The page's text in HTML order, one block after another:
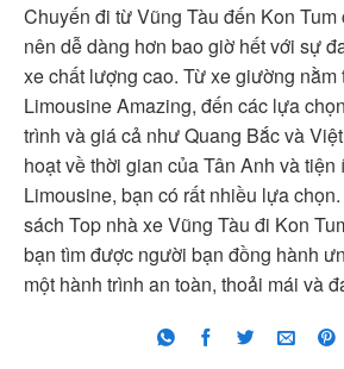
Chuyến đi từ Vũng Tàu đến Kon Tum
nên dễ dàng hơn bao giờ hết với sự
xe chất lượng cao. Từ xe giường
Limousine Amazing, đến các lựa
trình và giá cả như Quang Bắc và
hoạt về thời gian của Tân Anh và
Limousine, bạn có rất nhiều lựa
sách Top nhà xe Vũng Tàu đi Kon
bạn tìm được người bạn đồng hành
một hành trình an toàn, thoải mái và